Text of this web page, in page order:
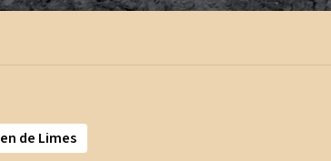
de Limes